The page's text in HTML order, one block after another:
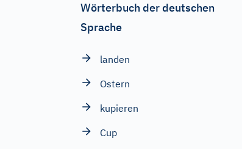
Wörterbuch der deutschen
Sprache
landen
Ostern
kupieren
Cup